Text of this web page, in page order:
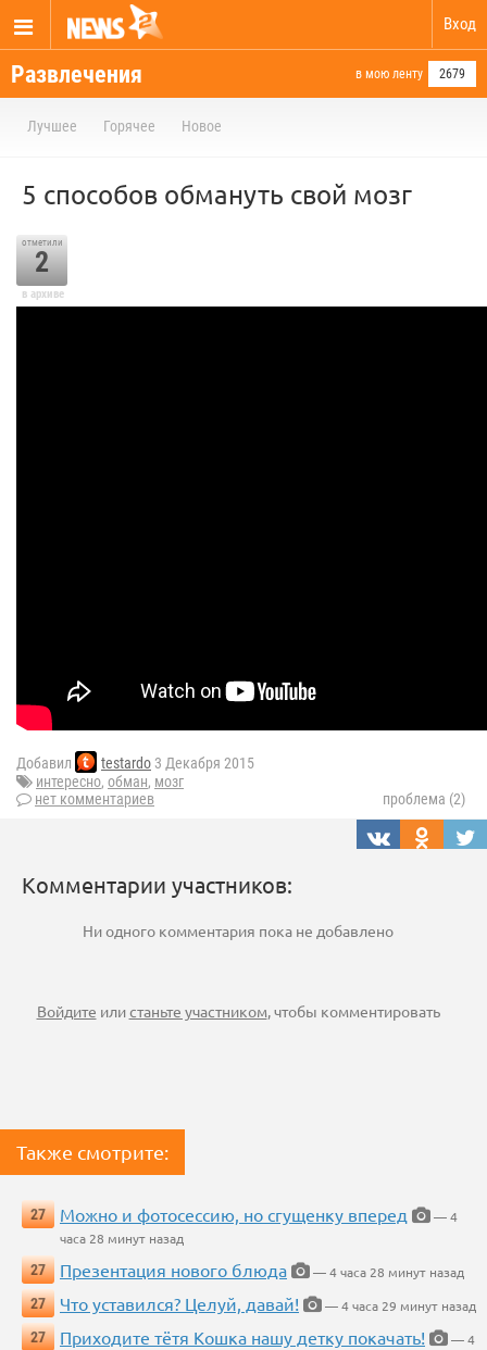
Вход
Развлечения в мою ленту 2679
Лучшее Горячее Новое
5 способов обмануть свой мозг
отметили
2
в архиве
Добавил testardo 3 Декабря 2015
интересно, обман, мозг
нет комментариев
проблема (2)
Комментарии участников:
Ни одного комментария пока не добавлено
Войдите илистаньте участником, чтобы комментировать
Также смотрите:
27 Можно и фотосессию, но сгущенку вперед
— 4
часа 28 минут назад
27
Презентация нового блюда
— 4 часа 28 минут назад
27
Что уставился? Целуй, давай!
— 4 часа 29 минут назад
27
Приходите тётя Кошка нашу детку покачать!
— 4